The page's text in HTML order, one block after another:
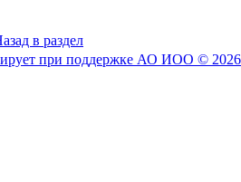
в раздел
при поддержке АО ИОО © 2026